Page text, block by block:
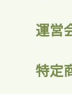
運営
特定